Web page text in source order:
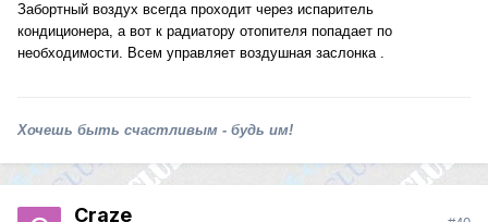
Забортный воздух всегда проходит через испаритель
кондиционера, а вот к радиатору отопителя попадает по
необходимости. Всем управляет воздушная заслонка .
Хочешь быть счастливым - будь им!
Craze